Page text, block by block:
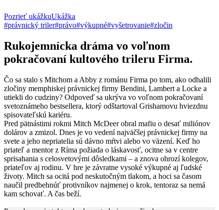
Pozrieť ukážkuUkážka
#právnický triler#právo#výkupné#vyšetrovanie#zločin
Rukojemnícka dráma vo voľnom
pokračovaní kultového trileru Firma.
Čo sa stalo s Mitchom a Abby z románu Firma po tom, ako odhalili
zločiny memphiskej právnickej firmy Bendini, Lambert a Locke a
utiekli do cudziny? Odpoveď sa ukrýva vo voľnom pokračovaní
svetoznámeho bestsellera, ktorý odštartoval Grishamovu hviezdnu
spisovateľskú kariéru.
Pred pätnástimi rokmi Mitch McDeer obral mafiu o desať miliónov
dolárov a zmizol. Dnes je vo vedení najväčšej právnickej firmy na
svete a jeho nepriatelia sú dávno mŕtvi alebo vo väzení. Keď ho
priateľ a mentor z Ríma požiada o láskavosť, ocitne sa v centre
sprisahania s celosvetovými dôsledkami – a znova ohrozí kolegov,
priateľov aj rodinu. V hre je závratne vysoké výkupné aj ľudské
životy. Mitch sa ocitá pod neskutočným tlakom, a hoci sa časom
naučil predbehnúť protivníkov najmenej o krok, tentoraz sa nemá
kam schovať. A čas beží.